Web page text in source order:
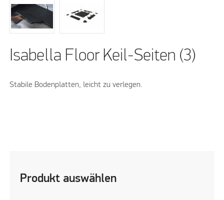
Isabella Floor Keil-Seiten (3)
Stabile Bodenplatten, leicht zu verlegen.
Produkt auswählen